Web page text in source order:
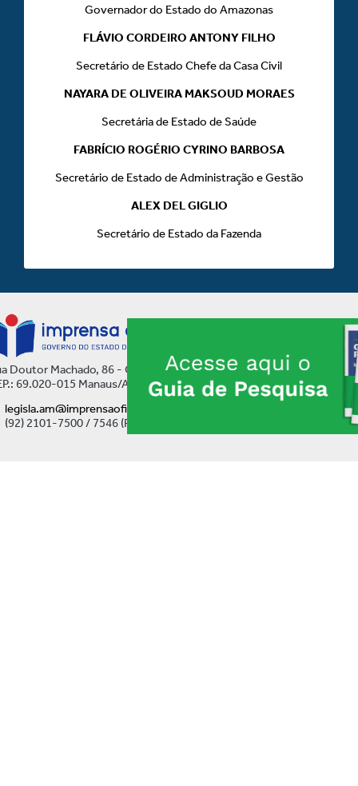
Governador do Estado do Amazonas
FLÁVIO CORDEIRO ANTONY FILHO
Secretário de Estado Chefe da Casa Civil
NAYARA DE OLIVEIRA MAKSOUD MORAES
Secretária de Estado de Saúde
FABRÍCIO ROGÉRIO CYRINO BARBOSA
Secretário de Estado de Administração e Gestão
ALEX DEL GIGLIO
Secretário de Estado da Fazenda
Doutor Machado, 86 - Centro
69.020-015 Manaus/AM
legisla.am@imprensaoficial.am.gov.br
(92) 2101-7500 / 7546 (Ramal)